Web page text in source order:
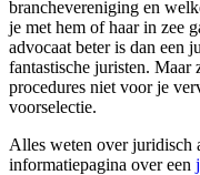
branchevereniging en
je met hem of haar in zee
advocaat beter is dan een
fantastische juristen. Maar
procedures niet voor je
voorselectie.
Alles weten over juridisch
informatiepagina over een